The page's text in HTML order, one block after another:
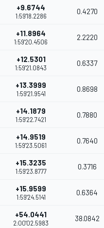
+9.6744
1:59'18.2286
0.4270
+11.8964
1:59'20.4506
2.2220
+12.5301
1:59'21.0843
0.6337
+13.3999
1:59'21.9541
0.8698
+14.1879
1:59'22.7421
0.7880
+14.9519
1:59'23.5061
0.7640
+15.3235
1:59'23.8777
0.3716
+15.9599
1:59'24.5141
0.6364
+54.0441
2:00'02.5983
38.0842